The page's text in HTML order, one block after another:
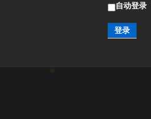
自动登录
登录